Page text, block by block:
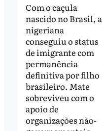
Com o caçula
nascido no Brasil, a
nigeriana
conseguiu o status
de imigrante com
permanência
definitiva por filho
brasileiro. Mate
sobreviveu com o
apoio de
organizações não-